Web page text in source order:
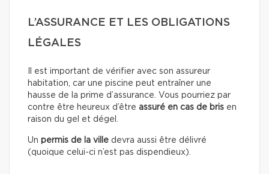
L’ASSURANCE ET LES OBLIGATIONS
LÉGALES
Il est important de vérifier avec son assureur
habitation, car une piscine peut entraîner une
hausse de la prime d’assurance. Vous pourriez par
contre être heureux d’être assuré en cas de bris en
raison du gel et dégel.
Un permis de la ville devra aussi être délivré
(quoique celui-ci n’est pas dispendieux).